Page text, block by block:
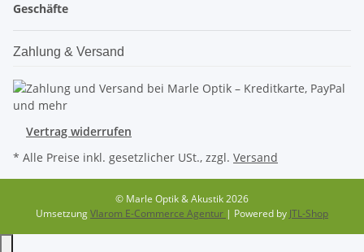
Geschäfte
Zahlung & Versand
Vertrag widerrufen
* Alle Preise inkl. gesetzlicher USt., zzgl. Versand
© Marle Optik & Akustik 2026
UmsetzungVlarom E-Commerce Agentur | Powered by JTL-Shop